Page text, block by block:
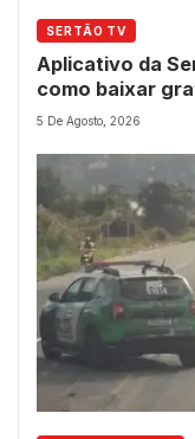
SERTÃO TV
Aplicativo da
como baixar
5 De Agosto, 2026